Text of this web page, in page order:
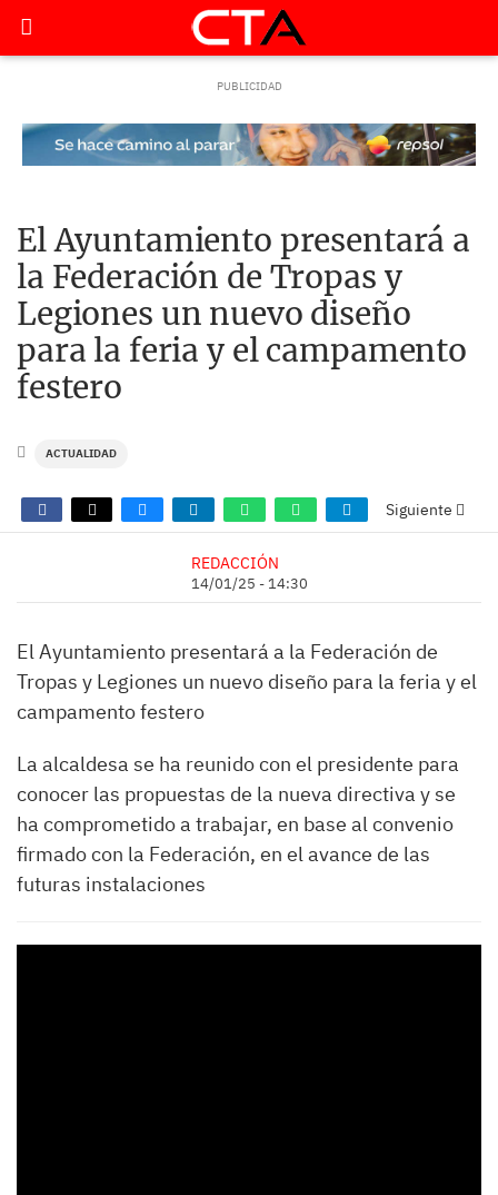
El Ayuntamiento presentará a
la Federación de Tropas y
Legiones un nuevo diseño
para la feria y el campamento
festero
ACTUALIDAD
Siguiente
REDACCIÓN
14/01/25 - 14:30
El Ayuntamiento presentará a la Federación de
Tropas y Legiones un nuevo diseño para la feria y el
campamento festero
La alcaldesa se ha reunido con el presidente para
conocer las propuestas de la nueva directiva y se
ha comprometido a trabajar, en base al convenio
firmado con la Federación, en el avance de las
futuras instalaciones